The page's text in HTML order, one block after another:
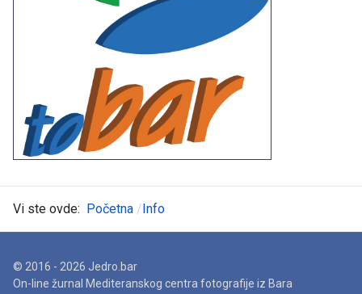
Vi ste ovde: Početna Info
© 2016 - 2026 Jedro.bar
On-line žurnal Mediteranskog centra fotografije iz Bara